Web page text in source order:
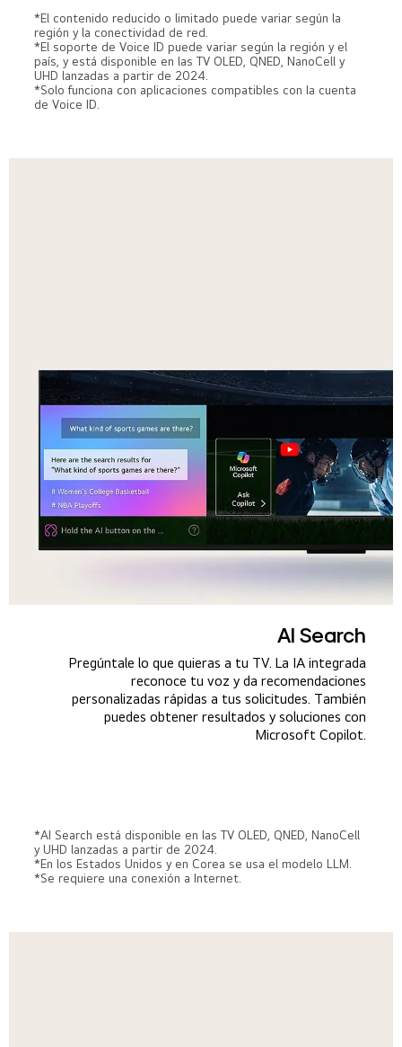
Al Voice ID
LG AI Voice ID reconoce la voz única de cada
usuario y ofrece recomendaciones personalizadas
en el momento en que hablas.
*El contenido reducido o limitado puede variar según la
región y la conectividad de red.
*El soporte de Voice ID puede variar según la región y el
país, y está disponible en las TV OLED, QNED, NanoCell y
UHD lanzadas a partir de 2024.
*Solo funciona con aplicaciones compatibles con la cuenta
de Voice ID.
AI Search
Pregúntale lo que quieras a tu TV. La IA integrada
reconoce tu voz y da recomendaciones
personalizadas rápidas a tus solicitudes. También
puedes obtener resultados y soluciones con
Microsoft Copilot.
*AI Search está disponible en las TV OLED, QNED, NanoCell
y UHD lanzadas a partir de 2024.
*En los Estados Unidos y en Corea se usa el modelo LLM.
*Se requiere una conexión a Internet.